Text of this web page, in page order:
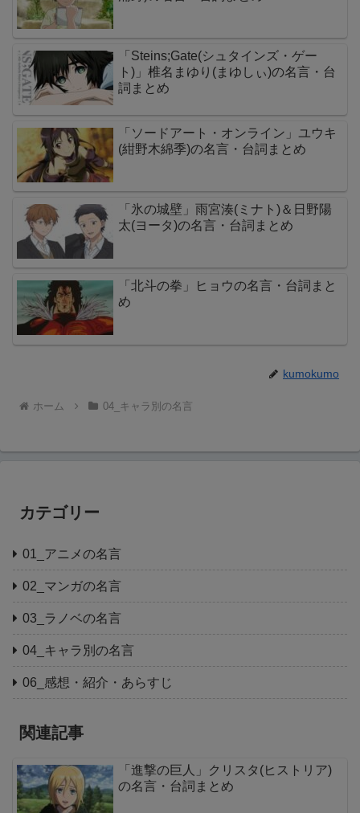
「Steins;Gate(シュタインズ・ゲー
ト)」椎名まゆり(まゆしぃ)の名言・台
詞まとめ
「ソードアート・オンライン」ユウキ
(紺野木綿季)の名言・台詞まとめ
「氷の城壁」雨宮湊(ミナト)＆日野陽
太(ヨータ)の名言・台詞まとめ
「北斗の拳」ヒョウの名言・台詞まと
め
kumokumo
ホーム 04_キャラ別の名言
カテゴリー
01_アニメの名言
02_マンガの名言
03_ラノベの名言
04_キャラ別の名言
06_感想・紹介・あらすじ
関連記事
「進撃の巨人」クリスタ(ヒストリア)
の名言・台詞まとめ